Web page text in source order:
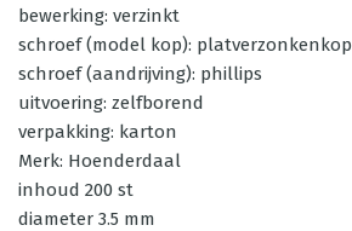
bewerking: verzinkt
schroef (model kop): platverzonkenkop
schroef (aandrijving): phillips
uitvoering: zelfborend
verpakking: karton
Merk: Hoenderdaal
inhoud 200 st
diameter 3.5 mm